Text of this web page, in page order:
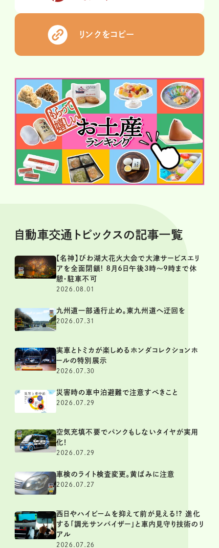
リンクをコピー
自動車交通トピックスの記事一覧
【名神】びわ湖大花火大会で大津サービスエリ
アを全面閉鎖! 8月6日午後3時～9時まで休
憩・駐車不可
2026.08.01
九州道一部通行止め。東九州道へ迂回を
2026.07.31
実車とトミカが楽しめるホンダコレクションホ
ールの特別展示
2026.07.30
災害時の車中泊避難で注意すべきこと
2026.07.29
空気充填不要でパンクもしないタイヤが実用
化！
2026.07.29
車検のライト検査変更。黄ばみに注意
2026.07.27
西日やハイビームを抑えて前が見える!? 進化
する「調光サンバイザー」と車内見守り技術のリ
アル
2026.07.26